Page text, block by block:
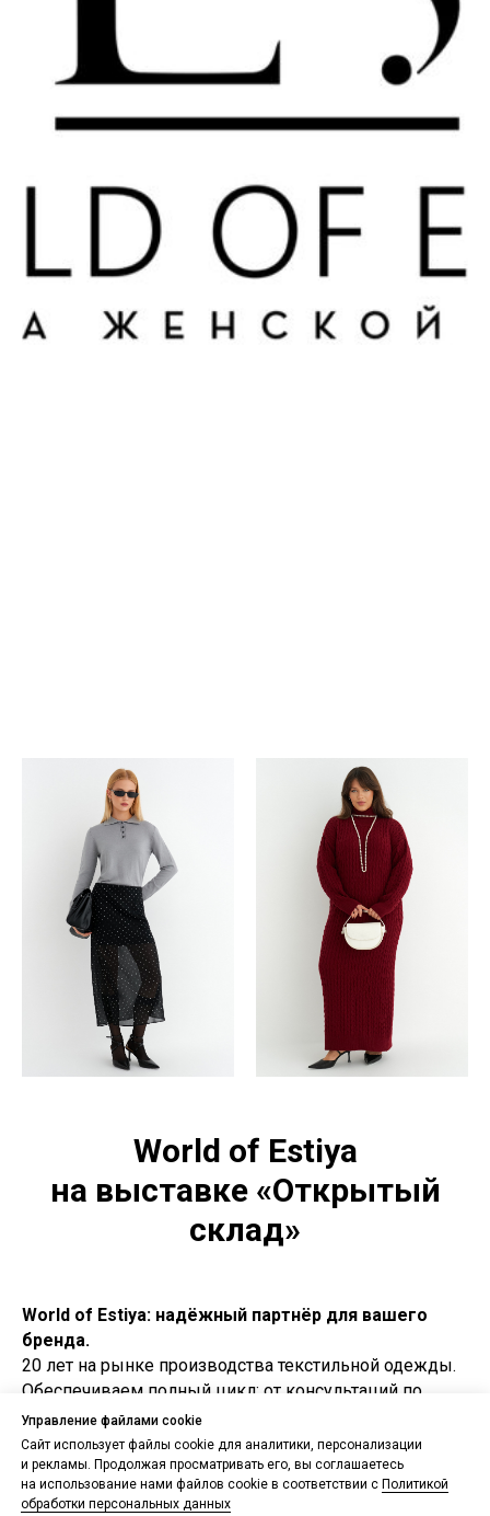
World of Estiya
на выставке «Открытый
склад»
World of Estiya: надёжный партнёр для вашего
бренда.
20 лет на рынке производства текстильной одежды.
Обеспечиваем полный цикл: от консультаций по
подбору материалов и создания лекал до отшива
коллекции на лучших швейных машинках.
Предоставляем комплексную техническую
поддержку на каждом этапе производства.
Управление файлами cookie
Сайт использует файлы cookie для аналитики, персонализации
и рекламы. Продолжая просматривать его, вы соглашаетесь
на использование нами файлов cookie в соответствии с Политикой
обработки персональных данных